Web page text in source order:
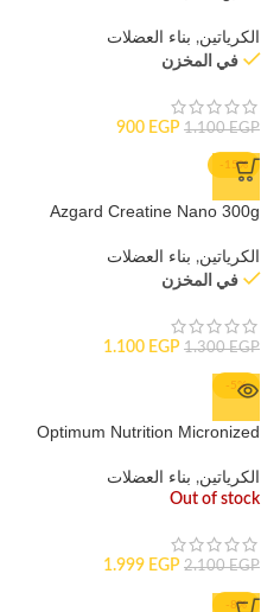
الكرياتين, بناء العضلات
في المخزن
1.100EGP
900 EGP
-15%
Azgard Creatine Nano 300g
الكرياتين, بناء العضلات
في المخزن
1.300EGP
1.100 EGP
-5%
Optimum Nutrition Micronized
الكرياتين, بناء العضلات
Out of stock
2.100EGP
1.999 EGP
-8%